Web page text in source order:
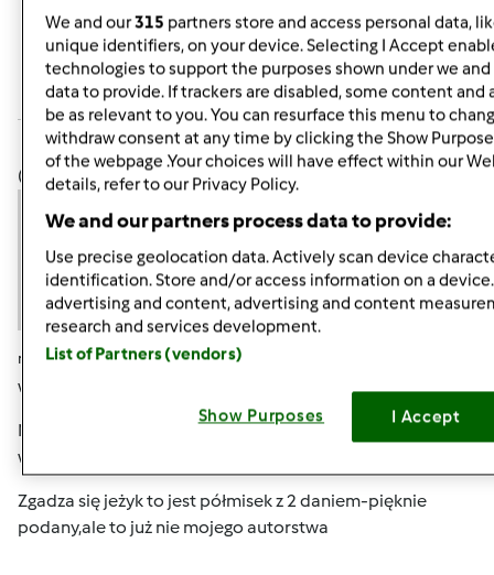
Zalogujlub zarejestruj się aby dodawać
komentarze
Anonim
(niezweryfikowany)
ndz., 11/10/2013 - 16:17
witam
Moniczko bombka jest na kuli styropianowej z pociętych
wstążeczek...-tzw.bombka karczoch
Zgadza się jeżyk to jest półmisek z 2 daniem-pięknie
podany,ale to już nie mojego autorstwa
We and our315 partners store and access personal data,
unique identifiers, on your device. Selecting I Accept
technologies to support the purposes shown under we
data to provide. If trackers are disabled, some content and
be as relevant to you. You can resurface this menu to
withdraw consent at any time by clicking the Show
of the webpage .Your choices will have effect within our
details, refer to our Privacy Policy.
We and our partners process data to provide:
Use precise geolocation data. Actively scan device
identification. Store and/or access information on a
advertising and content, advertising and content
research and services development.
List of Partners (vendors)
Show Purposes I Accept